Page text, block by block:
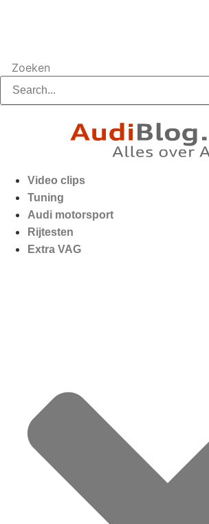
Zoeken
Video clips
Tuning
Audi motorsport
Rijtesten
Extra VAG